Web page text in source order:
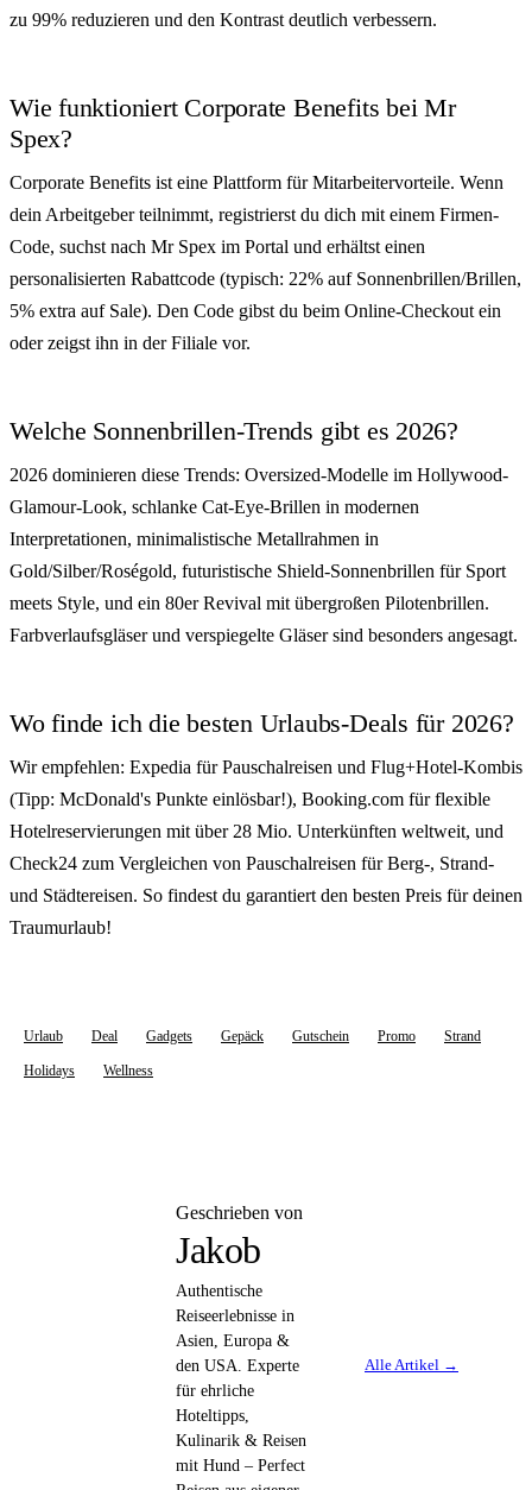
zu 99% reduzieren und den Kontrast deutlich verbessern.
Wie funktioniert Corporate Benefits bei Mr
Spex?
Corporate Benefits ist eine Plattform für Mitarbeitervorteile. Wenn
dein Arbeitgeber teilnimmt, registrierst du dich mit einem Firmen-
Code, suchst nach Mr Spex im Portal und erhältst einen
personalisierten Rabattcode (typisch: 22% auf Sonnenbrillen/Brillen,
5% extra auf Sale). Den Code gibst du beim Online-Checkout ein
oder zeigst ihn in der Filiale vor.
Welche Sonnenbrillen-Trends gibt es 2026?
2026 dominieren diese Trends: Oversized-Modelle im Hollywood-
Glamour-Look, schlanke Cat-Eye-Brillen in modernen
Interpretationen, minimalistische Metallrahmen in
Gold/Silber/Roségold, futuristische Shield-Sonnenbrillen für Sport
meets Style, und ein 80er Revival mit übergroßen Pilotenbrillen.
Farbverlaufsgläser und verspiegelte Gläser sind besonders angesagt.
Wo finde ich die besten Urlaubs-Deals für 2026?
Wir empfehlen: Expedia für Pauschalreisen und Flug+Hotel-Kombis
(Tipp: McDonald's Punkte einlösbar!), Booking.com für flexible
Hotelreservierungen mit über 28 Mio. Unterkünften weltweit, und
Check24 zum Vergleichen von Pauschalreisen für Berg-, Strand-
und Städtereisen. So findest du garantiert den besten Preis für deinen
Traumurlaub!
Urlaub Deal Gadgets Gepäck Gutschein Promo Strand
Holidays Wellness
Geschrieben von
Jakob
Authentische
Reiseerlebnisse in
Asien, Europa &
den USA. Experte
für ehrliche
Hoteltipps,
Kulinarik & Reisen
mit Hund – Perfect
Alle Artikel →